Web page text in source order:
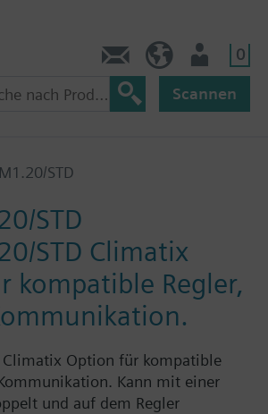
0
Scannen
lizenzen
STD
STD
STD Climatix
kompatible Regler,
Climatix Option für kompatible
Kann mit einer
und auf dem Regler